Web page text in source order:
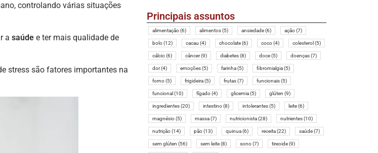
controlando várias situações
a saúde e ter mais qualidade de
stress são fatores importantes na
Principais assuntos
alimentação(6) alimentos(5) ansiedade(6) ação(7)
bolo(12) cacau (4) chocolate(6) coco(4) colesterol (5)
cálcio(6) câncer(9) diabetes(8) doce(5) doenças(7)
dor(4) emoções(5) farinha(5) fibromialgia(5)
forno(5) frigideira(5) frutas(7) funcionais(5)
funcional (10) fígado(4) glicemia(5) glúten (9)
ingredientes(20) intestino(8) intolerantes(5) leite(6)
magnésio(5) massa(7) nutricionista(28) nutrientes(10)
nutrição(14) pão(13) quinua(6) receita(22) saúde(7)
sem glúten (56) sem leite(8) sono(7) tireoide(9)